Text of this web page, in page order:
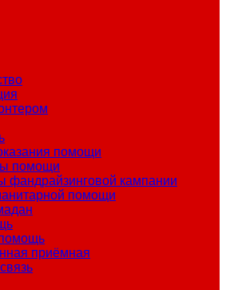
помощи
помощи
фандрайзинговой кампании
помощи
приёмная